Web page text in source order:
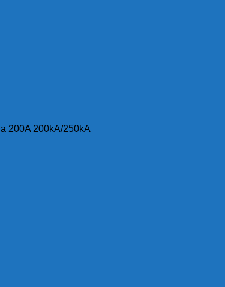
200A 200kA/250kA